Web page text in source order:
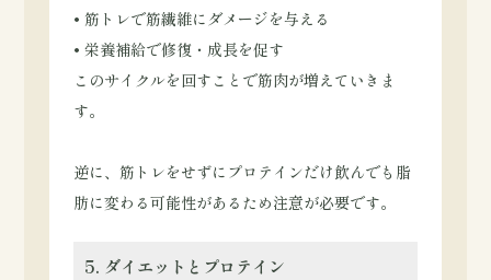
• 筋トレで筋繊維にダメージを与える
• 栄養補給で修復・成長を促す
このサイクルを回すことで筋肉が増えていきま
す。
逆に、筋トレをせずにプロテインだけ飲んでも脂
肪に変わる可能性があるため注意が必要です。
5. ダイエットとプロテイン